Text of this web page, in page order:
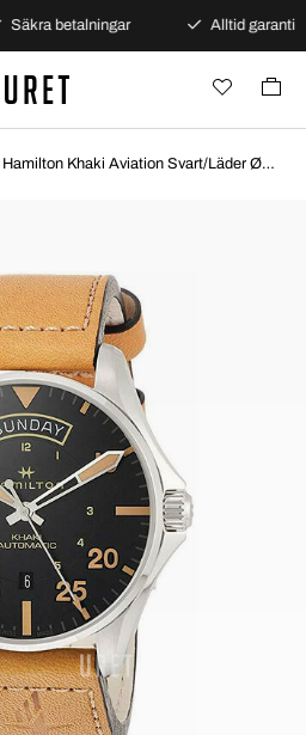
Säkra betalningar Alltid garanti
Hamilton Khaki Aviation Svart/Läder Ø42 mm H64645531